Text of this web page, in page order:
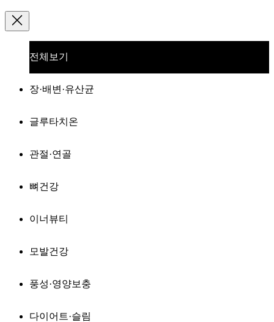
전체보기
장·배변·유산균
글루타치온
관절·연골
뼈건강
이너뷰티
모발건강
풍성·영양보충
다이어트·슬림